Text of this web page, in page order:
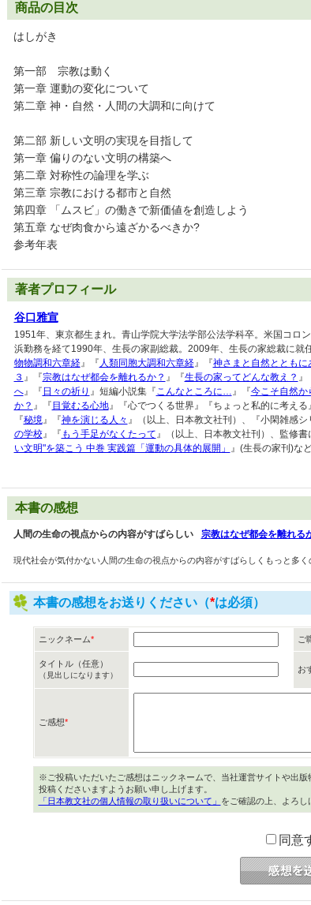
商品の目次
はしがき
第一部 宗教は動く
第一章 運動の変化について
第二章 神・自然・人間の大調和に向けて
第二部 新しい文明の実現を目指して
第一章 偏りのない文明の構築へ
第二章 対称性の論理を学ぶ
第三章 宗教における都市と自然
第四章 「ムスビ」の働きで新価値を創造しよう
第五章 なぜ肉食から遠ざかるべきか?
参考年表
著者プロフィール
谷口雅宣
1951年、東京都生まれ。青山学院大学法学部公法学科卒。米国コロ
浜勤務を経て1990年、生長の家副総裁。2009年、生長の家総裁に就
物物調和六章経』『 人類同胞大調和六章経』『神さまと自然とともに
３ 』『宗教はなぜ都会を離れるか？ 』『生長の家ってどんな教え？ 』
へ』『 日々の祈り 』短編小説集『こんなところに…』『今こそ自然か
か？ 』『 目覚むる心地』『心でつくる世界』『ちょっと私的に考える
『秘境』『神を演じる人々 』（以上、日本教文社刊）、『小閑雑感
の学校』『 もう手足がなくたって』（以上、日本教文社刊）、監修書
い文明"を築こう 中巻 実践篇「運動の具体的展開」 』(生長の家刊)な
本書の感想
人間の生命の視点からの内容がすばらしい 宗教はなぜ都会を離れる
現代社会が気付かない人間の生命の視点からの内容がすばらしくもっと多く
本書の感想をお送りください（*は必須）
ニックネーム* ご
タイトル（任意）
（見出しになります）
お
ご感想*
※ご投稿いただいたご感想はニックネームで、当社運営サイトや出
投稿くださいますようお願い申し上げます。
「日本教文社の個人情報の取り扱いについて」 をご確認の上、よろし
同意